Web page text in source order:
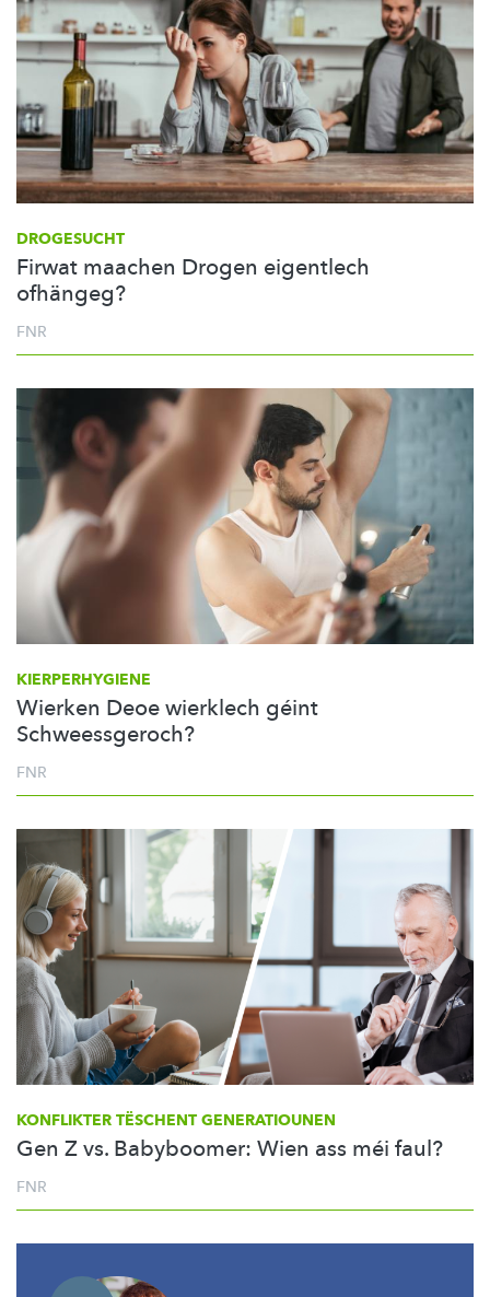
DROGESUCHT
Firwat maachen Drogen eigentlech
ofhängeg?
FNR
KIERPERHYGIENE
Wierken Deoe wierklech géint
Schweessgeroch?
FNR
KONFLIKTER TËSCHENT GENERATIOUNEN
Gen Z vs. Babyboomer: Wien ass méi faul?
FNR